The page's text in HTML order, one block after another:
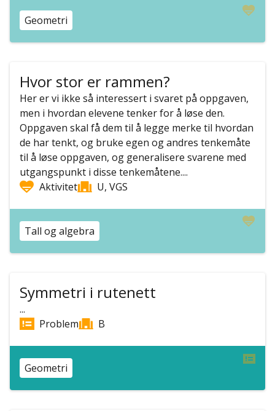
Geometri
Hvor stor er rammen?
Her er vi ikke så interessert i svaret på oppgaven,
men i hvordan elevene tenker for å løse den.
Oppgaven skal få dem til å legge merke til hvordan
de har tenkt, og bruke egen og andres tenkemåte
til å løse oppgaven, og generalisere svarene med
utgangspunkt i disse tenkemåtene....
Aktivitet
U, VGS
Tall og algebra
Symmetri i rutenett
...
Problem
B
Geometri